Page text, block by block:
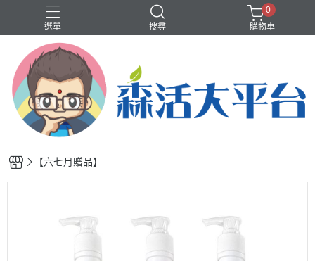
選單 搜尋
❤️洗沐護快選專區❤️ 歡樂智多星介紹
輕體、代謝
香水、香氛
0
購物車
【六七月贈品】MI
隨機出不挑款/500